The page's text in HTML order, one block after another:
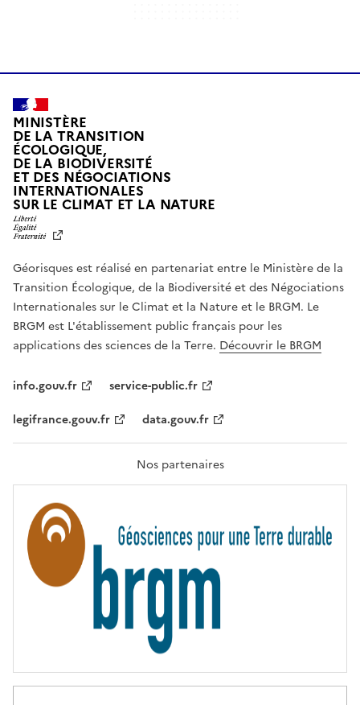
MINISTÈRE
DE LA TRANSITION
ÉCOLOGIQUE,
DE LA BIODIVERSITÉ
ET DES NÉGOCIATIONS
INTERNATIONALES
SUR LE CLIMAT ET LA NATUREL
T
É
,
É
G
A
L
F
A
T
R
T
É
Géorisques est réalisé en partenariat entre le Ministère de la
Transition Écologique, de la Biodiversité et des Négociations
Internationales sur le Climat et la Nature et le BRGM. Le
BRGM est L'établissement public français pour les
applications des sciences de la Terre. Découvrir le BRGM
info.gouv.fr
service-public.fr
legifrance.gouv.fr
data.gouv.fr
Nos partenaires